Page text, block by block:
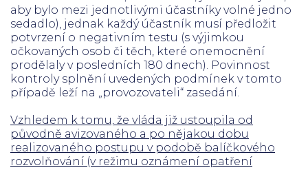
aby bylo mezi jednotlivými účastníky volné jedno
sedadlo), jednak každý účastník musí předložit
potvrzení o negativním testu (s výjimkou
očkovaných osob či těch, které onemocnění
prodělaly v posledních 180 dnech). Povinnost
kontroly splnění uvedených podmínek v tomto
případě leží na „provozovateli“ zasedání.
Vzhledem k tomu, že vláda již ustoupila od
původně avizovaného a po nějakou dobu
realizovaného postupu v podobě balíčkového
rozvolňování (v režimu oznámení opatření